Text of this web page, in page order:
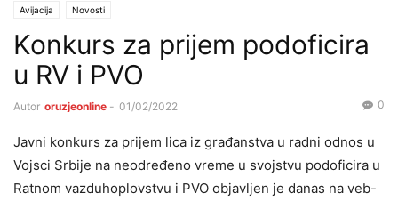
Avijacija Novosti
Konkurs za prijem podoficira
u RV i PVO
Autor oruzjeonline - 01/02/2022 0
Javni konkurs za prijem lica iz građanstva u radni odnos u
Vojsci Srbije na neodređeno vreme u svojstvu podoficira u
Ratnom vazduhoplovstvu i PVO objavljen je danas na veb-